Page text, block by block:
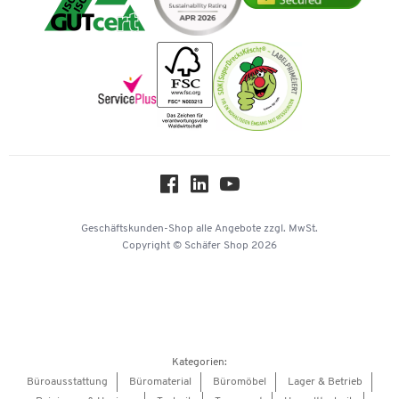
Karriere
Vorkasse
Geschäftskunden-Shop alle Angebote zzgl. MwSt.
Copyright © Schäfer Shop 2026
Kategorien:
Büroausstattung
Büromaterial Büromöbel
Lager & Betrieb